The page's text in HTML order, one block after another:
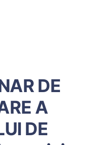
DE
A
DE